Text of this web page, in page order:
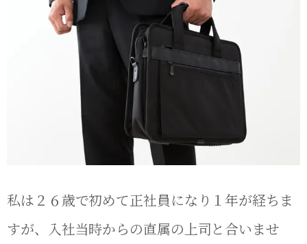
私は２６歳で初めて正社員になり１年が経ちま
すが、入社当時からの直属の上司と合いませ